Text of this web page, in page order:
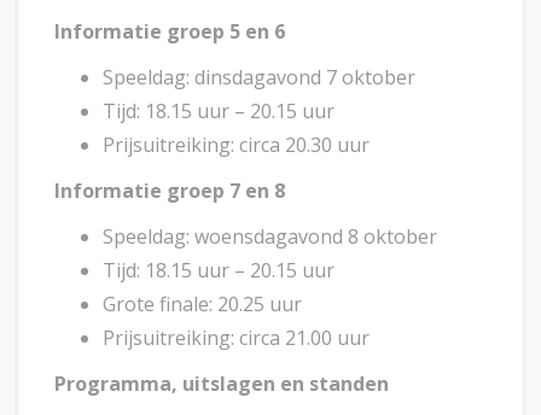
Informatie groep 5 en 6
Speeldag: dinsdagavond 7 oktober
Tijd: 18.15 uur – 20.15 uur
Prijsuitreiking: circa 20.30 uur
Informatie groep 7 en 8
Speeldag: woensdagavond 8 oktober
Tijd: 18.15 uur – 20.15 uur
Grote finale: 20.25 uur
Prijsuitreiking: circa 21.00 uur
Programma, uitslagen en standen